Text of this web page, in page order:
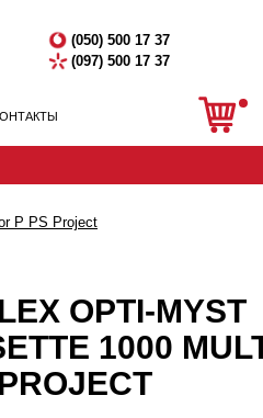
(050) 500 17 37
(097) 500 17 37
P PS Project
OPTI-MYST
1000